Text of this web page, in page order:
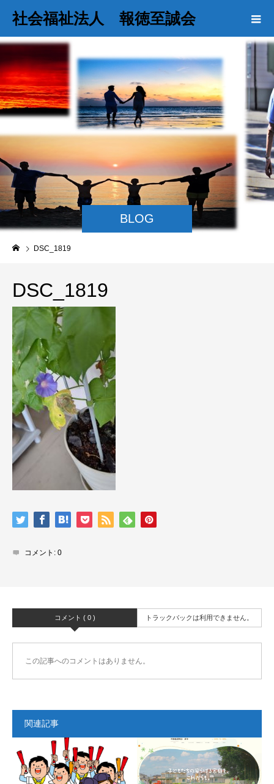
社会福祉法人 報徳至誠会
BLOG
DSC_1819
DSC_1819
コメント: 0
コメント ( 0 ) トラックバックは利用できません。
この記事へのコメントはありません。
関連記事